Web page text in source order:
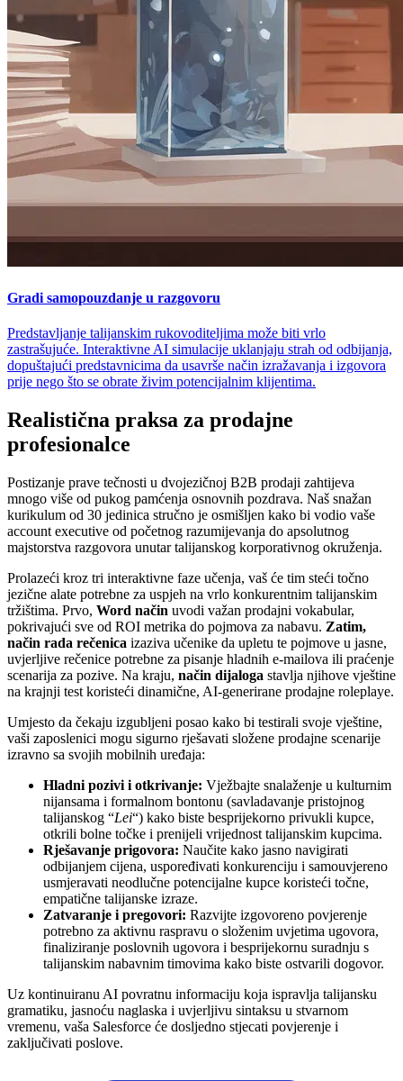
Gradi samopouzdanje u razgovoru
Predstavljanje talijanskim rukovoditeljima može biti vrlo
zastrašujuće. Interaktivne AI simulacije uklanjaju strah od odbijanja,
dopuštajući predstavnicima da usavrše način izražavanja i izgovora
prije nego što se obrate živim potencijalnim klijentima.
Realistična praksa za prodajne
profesionalce
Postizanje prave tečnosti u dvojezičnoj B2B prodaji zahtijeva
mnogo više od pukog pamćenja osnovnih pozdrava. Naš snažan
kurikulum od 30 jedinica stručno je osmišljen kako bi vodio vaše
account executive od početnog razumijevanja do apsolutnog
majstorstva razgovora unutar talijanskog korporativnog okruženja.
Prolazeći kroz tri interaktivne faze učenja, vaš će tim steći točno
jezične alate potrebne za uspjeh na vrlo konkurentnim talijanskim
tržištima. Prvo, Word način uvodi važan prodajni vokabular,
pokrivajući sve od ROI metrika do pojmova za nabavu. Zatim,
način rada rečenica izaziva učenike da upletu te pojmove u jasne,
uvjerljive rečenice potrebne za pisanje hladnih e-mailova ili praćenje
scenarija za pozive. Na kraju, način dijaloga stavlja njihove vještine
na krajnji test koristeći dinamične, AI-generirane prodajne roleplaye.
Umjesto da čekaju izgubljeni posao kako bi testirali svoje vještine,
vaši zaposlenici mogu sigurno rješavati složene prodajne scenarije
izravno sa svojih mobilnih uređaja:
Hladni pozivi i otkrivanje: Vježbajte snalaženje u kulturnim
nijansama i formalnom bontonu (savladavanje pristojnog
talijanskog “Lei“) kako biste besprijekorno privukli kupce,
otkrili bolne točke i prenijeli vrijednost talijanskim kupcima.
Rješavanje prigovora: Naučite kako jasno navigirati
odbijanjem cijena, uspoređivati konkurenciju i samouvjereno
usmjeravati neodlučne potencijalne kupce koristeći točne,
empatične talijanske izraze.
Zatvaranje i pregovori: Razvijte izgovoreno povjerenje
potrebno za aktivnu raspravu o složenim uvjetima ugovora,
finaliziranje poslovnih ugovora i besprijekornu suradnju s
talijanskim nabavnim timovima kako biste ostvarili dogovor.
Uz kontinuiranu AI povratnu informaciju koja ispravlja talijansku
gramatiku, jasnoću naglaska i uvjerljivu sintaksu u stvarnom
vremenu, vaša Salesforce će dosljedno stjecati povjerenje i
zaključivati poslove.